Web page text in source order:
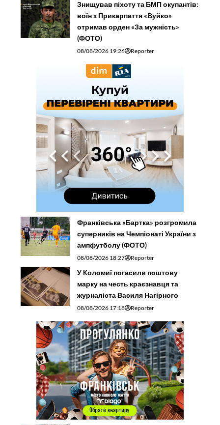
Знищував піхоту та БМП окупантів:
воїн з Прикарпаття «Вуйко»
отримав орден «За мужність»
(ФОТО)
08/08/2026 19:26 Reporter
Франківська «Бартка» розгромила
суперників на Чемпіонаті України з
ампфутболу (ФОТО)
08/08/2026 18:27 Reporter
У Коломиї погасили поштову
марку на честь краєзнавця та
журналіста Василя Нагірного
08/08/2026 17:18 Reporter